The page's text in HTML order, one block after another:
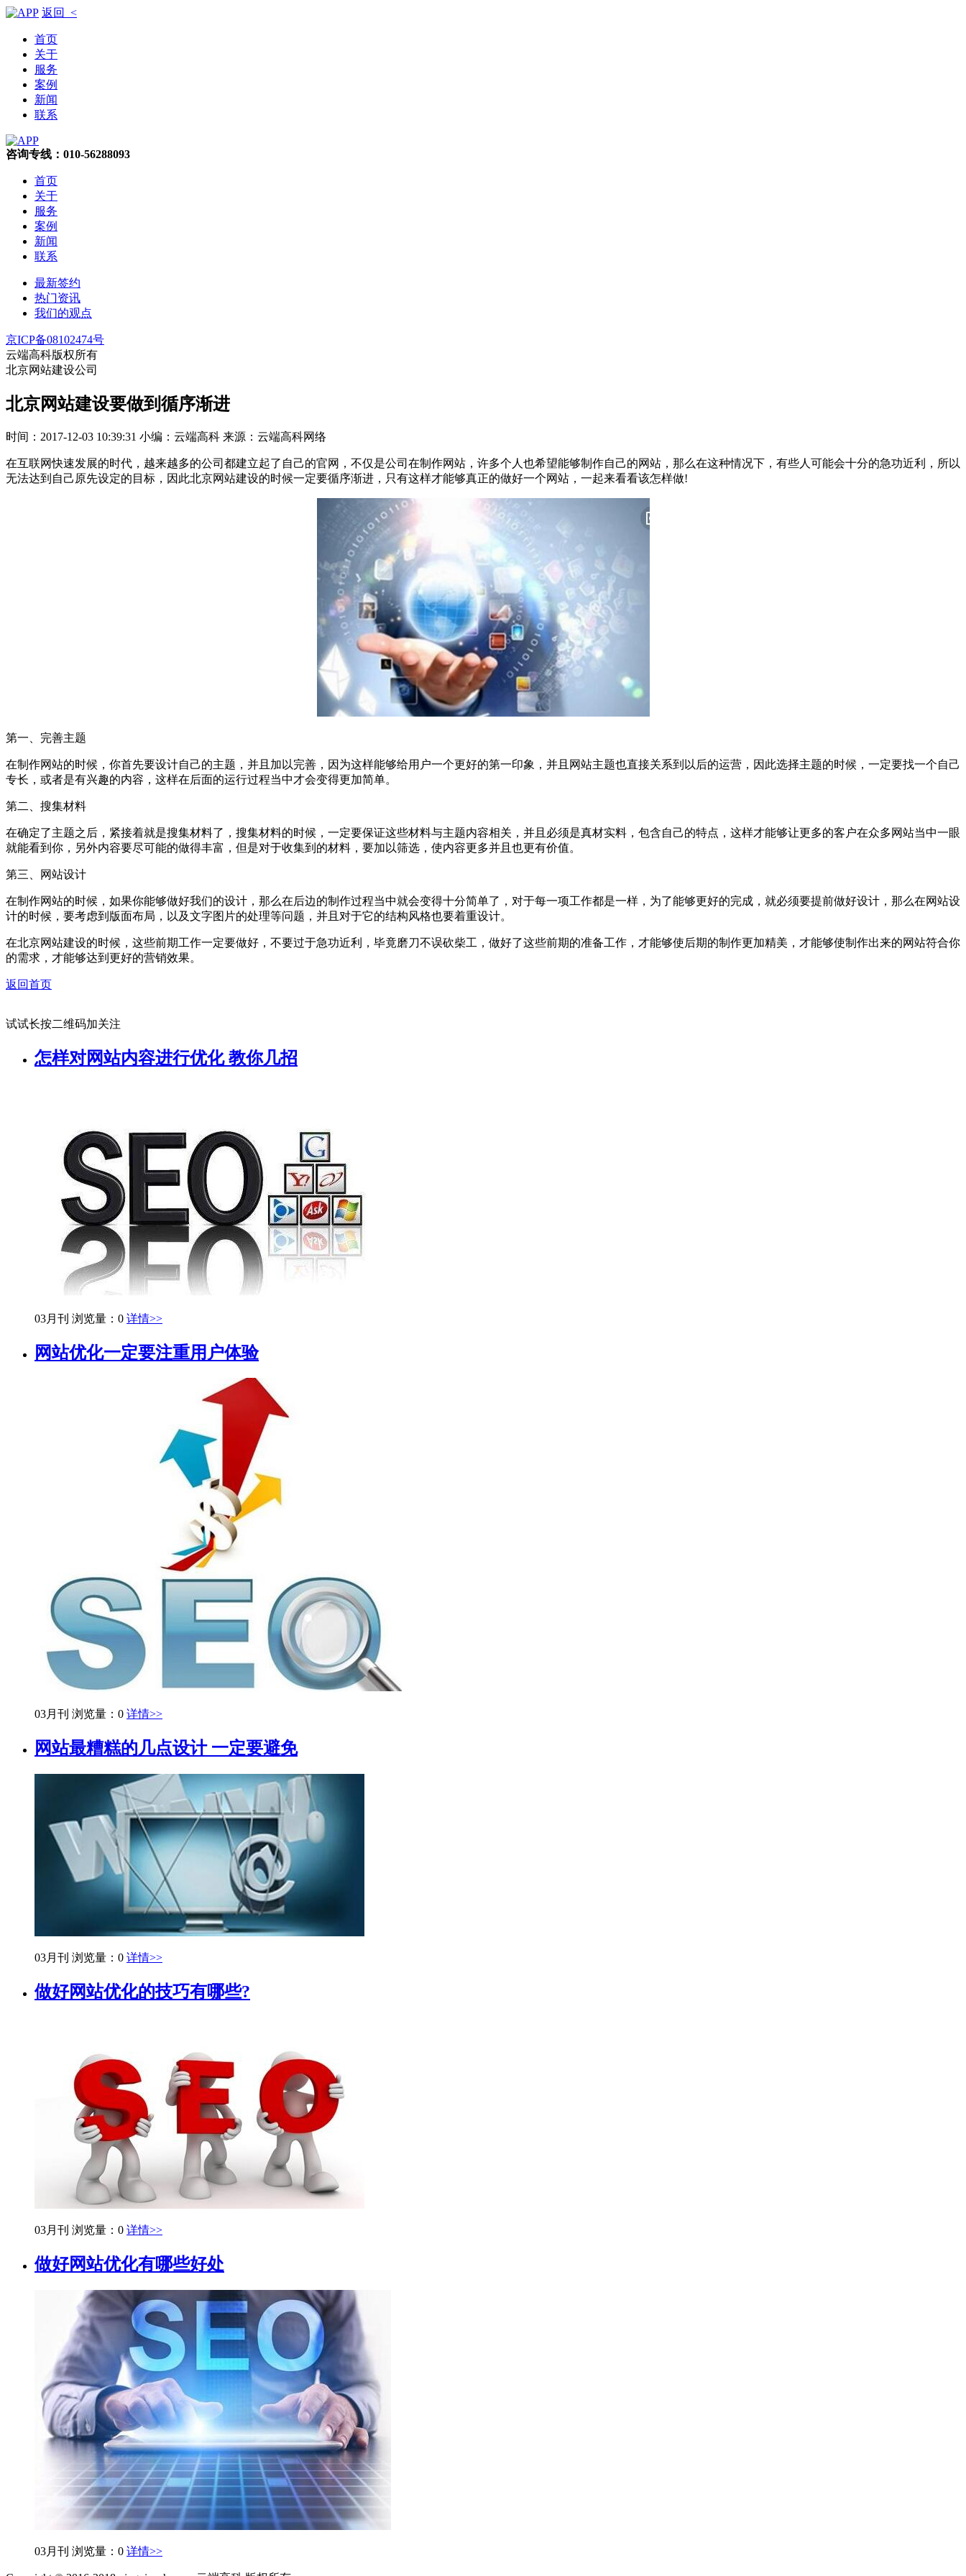
返回 <
首页
关于
服务
案例
新闻
联系
咨询专线：010-56288093
首页
关于
服务
案例
新闻
联系
最新签约
热门资讯
我们的观点
京ICP备08102474号
云端高科版权所有
北京网站建设公司
北京网站建设要做到循序渐进
时间：2017-12-03 10:39:31 小编：云端高科 来源：云端高科网络
在互联网快速发展的时代，越来越多的公司都建立起了自己的官网，不仅是公司在制作网站，许多个人也希望能够制作自己的网站，那么在这种情况下，有些人可能会十分的急功近利，所以
无法达到自己原先设定的目标，因此北京网站建设的时候一定要循序渐进，只有这样才能够真正的做好一个网站，一起来看看该怎样做!
第一、完善主题
在制作网站的时候，你首先要设计自己的主题，并且加以完善，因为这样能够给用户一个更好的第一印象，并且网站主题也直接关系到以后的运营，因此选择主题的时候，一定要找一个自己
专长，或者是有兴趣的内容，这样在后面的运行过程当中才会变得更加简单。
第二、搜集材料
在确定了主题之后，紧接着就是搜集材料了，搜集材料的时候，一定要保证这些材料与主题内容相关，并且必须是真材实料，包含自己的特点，这样才能够让更多的客户在众多网站当中一眼
就能看到你，另外内容要尽可能的做得丰富，但是对于收集到的材料，要加以筛选，使内容更多并且也更有价值。
第三、网站设计
在制作网站的时候，如果你能够做好我们的设计，那么在后边的制作过程当中就会变得十分简单了，对于每一项工作都是一样，为了能够更好的完成，就必须要提前做好设计，那么在网站设
计的时候，要考虑到版面布局，以及文字图片的处理等问题，并且对于它的结构风格也要着重设计。
在北京网站建设的时候，这些前期工作一定要做好，不要过于急功近利，毕竟磨刀不误砍柴工，做好了这些前期的准备工作，才能够使后期的制作更加精美，才能够使制作出来的网站符合你
的需求，才能够达到更好的营销效果。
返回首页
试试长按二维码加关注
怎样对网站内容进行优化 教你几招
03月刊 浏览量：0 详情>>
网站优化一定要注重用户体验
03月刊 浏览量：0 详情>>
网站最糟糕的几点设计 一定要避免
03月刊 浏览量：0 详情>>
做好网站优化的技巧有哪些?
03月刊 浏览量：0 详情>>
做好网站优化有哪些好处
03月刊 浏览量：0 详情>>